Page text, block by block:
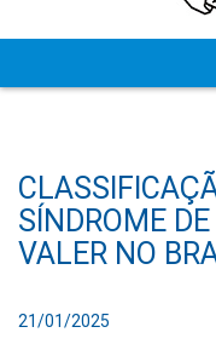
SÍNDROME
VALER NO
21/01/2025